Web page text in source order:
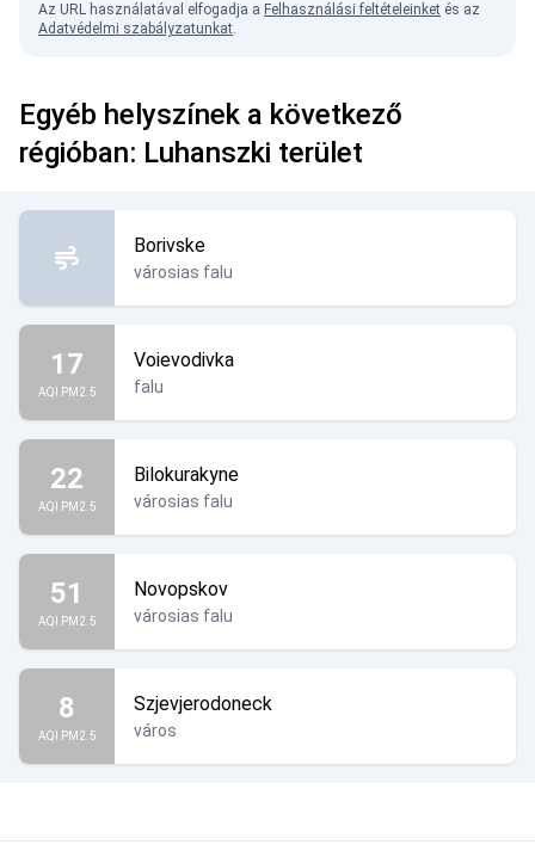
Az URL használatával elfogadja a Felhasználási feltételeinket és az
Adatvédelmi szabályzatunkat.
Egyéb helyszínek a következő
régióban: Luhanszki terület
Borivske
városias falu
17
AQI PM2.5
Voievodivka
falu
22
AQI PM2.5
Bilokurakyne
városias falu
51
AQI PM2.5
Novopskov
városias falu
8
AQI PM2.5
Szjevjerodoneck
város